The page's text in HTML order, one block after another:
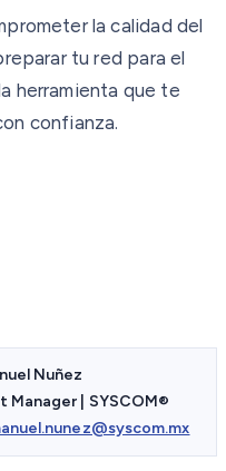
la calidad del
tu red para el
herramienta que te
confianza.
Nuñez
Manager | SYSCOM®